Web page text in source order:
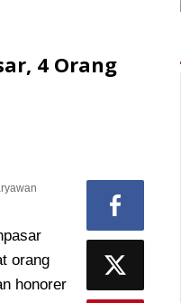
4 Orang
orang
honorer